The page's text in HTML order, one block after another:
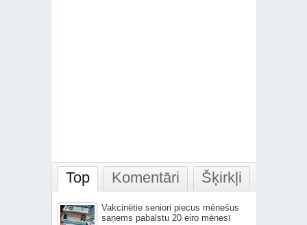
Top Komentāri Šķirkļi
Vakcinētie seniori piecus mēnešus
saņems pabalstu 20 eiro mēnesī